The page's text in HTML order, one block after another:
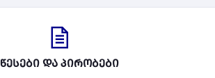
წესები და პირობები